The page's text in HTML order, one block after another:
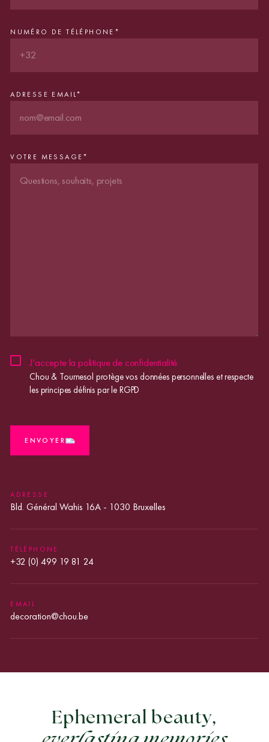
NUMÉRO DE TÉLÉPHONE *
ADRESSE EMAIL*
VOTRE MESSAGE*
CHOU
TOURNESOL
PROTÈGE
PERSONNELLES
RESPECTE
LES
PAR
LE
RGPD*
J'accepte la politique de confidentialité.
Chou & Tournesol protège vos données personnelles et respecte
les principes définis par le RGPD
ENVOYER
ADRESSE
Bld. Général Wahis 16A - 1030 Bruxelles
TÉLÉPHONE
+32 (0) 499 19 81 24
EMAIL
decoration@chou.be
Ephemeral beauty,